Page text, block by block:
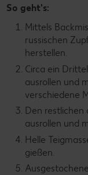
So geht's:
Mittels
russischen
herstellen.
Circa ein
ausrollen und
verschiedene
Den restlichen
ausrollen und
Helle
gießen.